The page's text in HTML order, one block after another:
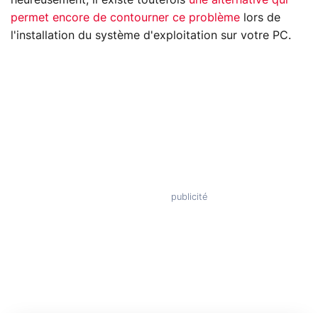
permet encore de contourner ce problème lors de
l'installation du système d'exploitation sur votre PC.